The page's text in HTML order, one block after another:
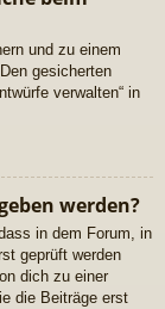
und zu einem
gesicherten
verwalten“ in
werden?
in dem Forum, in
geprüft werden
dich zu einer
die Beiträge erst